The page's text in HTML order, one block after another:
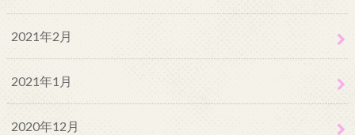
2021年2月
2021年1月
2020年12月